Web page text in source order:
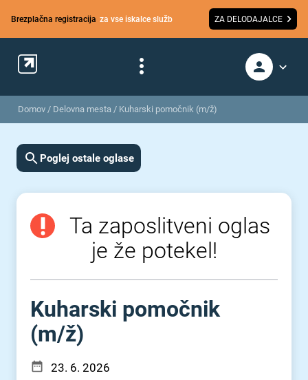
Brezplačna registracija za vse iskalce služb ZA DELODAJALCE
Domov / Delovna mesta / Kuharski pomočnik (m/ž)
Poglej ostale oglase
Ta zaposlitveni oglas
je že potekel!
Kuharski pomočnik
(m⁠/⁠ž)
23. 6. 2026